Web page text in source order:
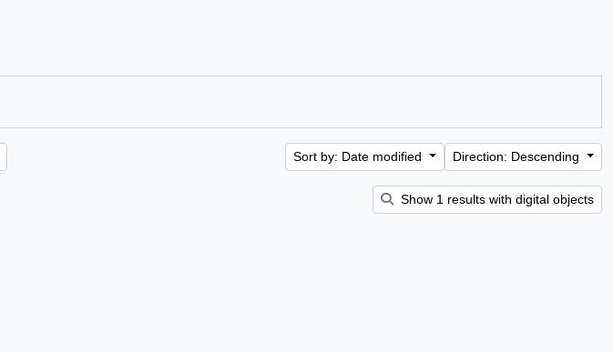
Sort by: Date modified Direction: Descending
Show 1 results with digital objects